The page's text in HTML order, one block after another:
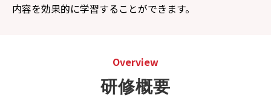
内容を効果的に学習することができます。
Overview
研修概要